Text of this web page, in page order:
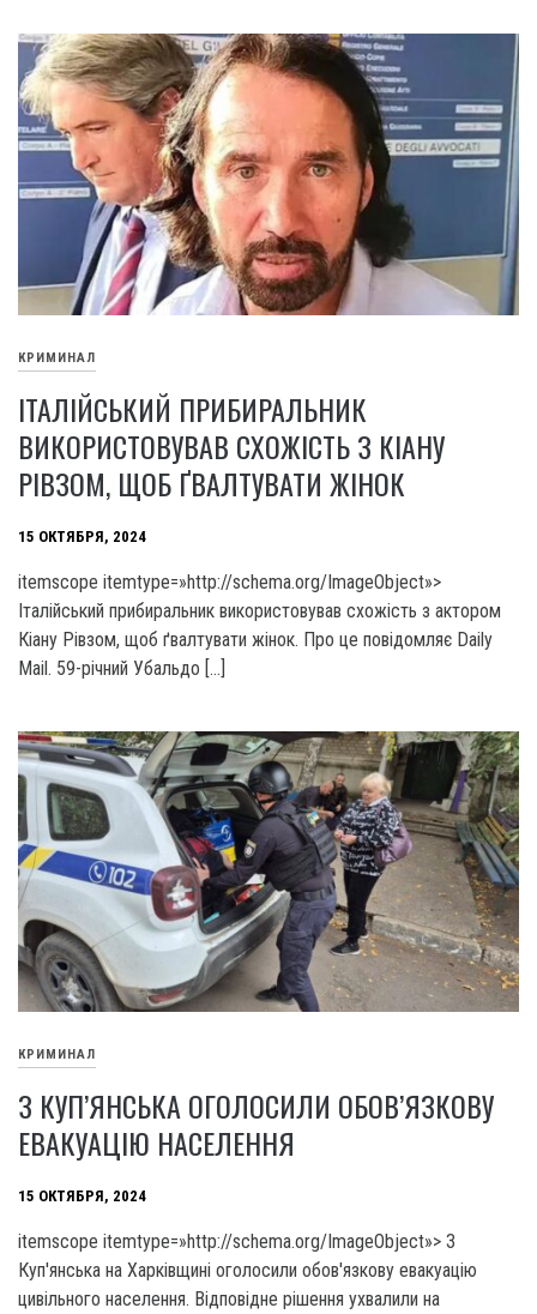
КРИМИНАЛ
ІТАЛІЙСЬКИЙ ПРИБИРАЛЬНИК
ВИКОРИСТОВУВАВ СХОЖІСТЬ З КІАНУ
РІВЗОМ, ЩОБ ҐВАЛТУВАТИ ЖІНОК
15 ОКТЯБРЯ, 2024
itemscope itemtype=»http://schema.org/ImageObject»>
Італійський прибиральник використовував схожість з актором
Кіану Рівзом, щоб ґвалтувати жінок. Про це повідомляє Daily
Mail. 59-річний Убальдо […]
КРИМИНАЛ
З КУП’ЯНСЬКА ОГОЛОСИЛИ ОБОВ’ЯЗКОВУ
ЕВАКУАЦІЮ НАСЕЛЕННЯ
15 ОКТЯБРЯ, 2024
itemscope itemtype=»http://schema.org/ImageObject»> З
Куп'янська на Харківщині оголосили обов'язкову евакуацію
цивільного населення. Відповідне рішення ухвалили на